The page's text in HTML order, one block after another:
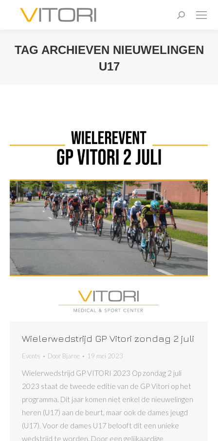
Zoeken:
TAG ARCHIEVEN NIEUWELINGEN
U17
Wielerwedstrijd GP Vitori zondag 2 juli
Events Door Bjarne 19 mei 2023
Wielerwedstrijd GP VITORI 2023 Op zondag 2 juli
2023 staat de tweede editie van de GP Vitori op het
programma. Dit jaar komen niet enkel de nieuwelingen
heren (U17) aan de beurt, maar ook de dames jeugd
(U17). Voor de dames U17 belooft dit een unieke
wedstrijd te worden. Door een gelijkaardige